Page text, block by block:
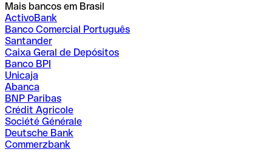
Mais bancos em Brasil
ActivoBank
Banco Comercial Português
Santander
Caixa Geral de Depósitos
Banco BPI
Unicaja
Abanca
BNP Paribas
Crédit Agricole
Société Générale
Deutsche Bank
Commerzbank